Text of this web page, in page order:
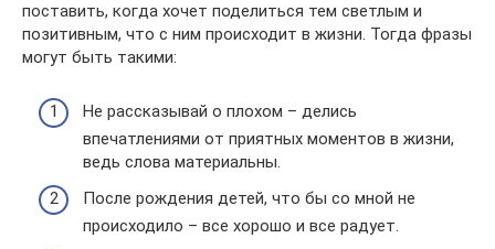
поставить, когда хочет поделиться тем светлым и
позитивным, что с ним происходит в жизни. Тогда фразы
могут быть такими:
Не рассказывай о плохом – делись
впечатлениями от приятных моментов в жизни,
ведь слова материальны.
После рождения детей, что бы со мной не
происходило – все хорошо и все радует.